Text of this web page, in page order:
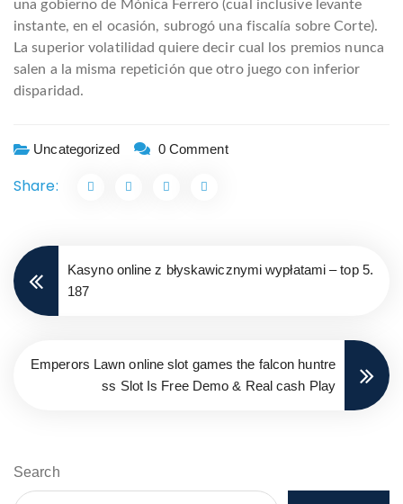
una gobierno de Mónica Ferrero (cual inclusive levante
instante, en el ocasión, subrogó una fiscalía sobre Corte).
La superior volatilidad quiere decir cual los premios nunca
salen a la misma repetición que otro juego con inferior
disparidad.
Uncategorized 0 Comment
Share:
Kasyno online z błyskawicznymi wypłatami – top 5.
187
Emperors Lawn online slot games the falcon huntre
ss Slot Is Free Demo & Real cash Play
Search